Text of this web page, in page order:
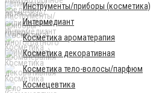
Инструменты/приборы (косметика)
Интермедиант
Косметика ароматерапия
Косметика декоративная
Косметика тело-волосы/парфюм
Космецевтика